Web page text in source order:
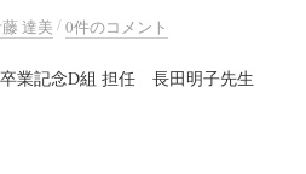
達美 /0件のコメント
業記念D組 担任 長田明子先生